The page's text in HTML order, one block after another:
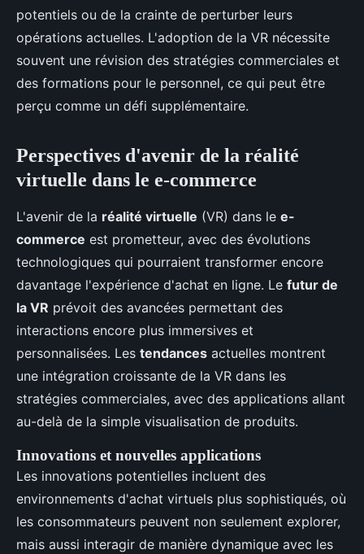
potentiels ou de la crainte de perturber leurs
opérations actuelles. L'adoption de la VR nécessite
souvent une révision des stratégies commerciales et
des formations pour le personnel, ce qui peut être
perçu comme un défi supplémentaire.
Perspectives d'avenir de la réalité
virtuelle dans le e-commerce
L'avenir de la réalité virtuelle (VR) dans le e-
commerce est prometteur, avec des évolutions
technologiques qui pourraient transformer encore
davantage l'expérience d'achat en ligne. Le futur de
la VR prévoit des avancées permettant des
interactions encore plus immersives et
personnalisées. Les tendances actuelles montrent
une intégration croissante de la VR dans les
stratégies commerciales, avec des applications allant
au-delà de la simple visualisation de produits.
Innovations et nouvelles applications
Les innovations potentielles incluent des
environnements d'achat virtuels plus sophistiqués, où
les consommateurs peuvent non seulement explorer,
mais aussi interagir de manière dynamique avec les